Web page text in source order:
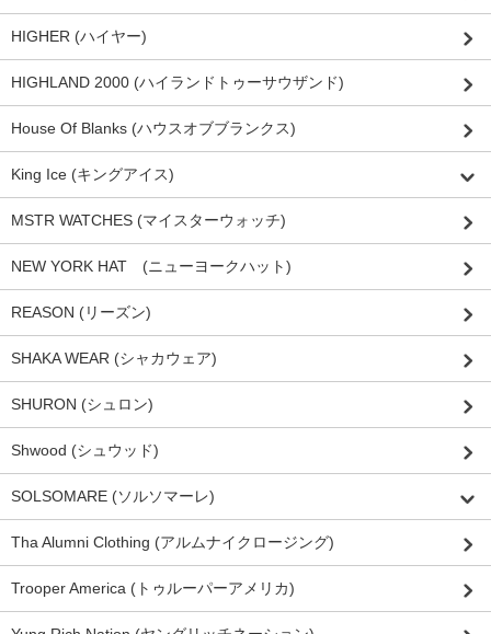
HIGHER (ハイヤー)
HIGHLAND 2000 (ハイランドトゥーサウザンド)
House Of Blanks (ハウスオブブランクス)
King Ice (キングアイス)
MSTR WATCHES (マイスターウォッチ)
NEW YORK HAT (ニューヨークハット)
REASON (リーズン)
SHAKA WEAR (シャカウェア)
SHURON (シュロン)
Shwood (シュウッド)
SOLSOMARE (ソルソマーレ)
Tha Alumni Clothing (アルムナイクロージング)
Trooper America (トゥルーパーアメリカ)